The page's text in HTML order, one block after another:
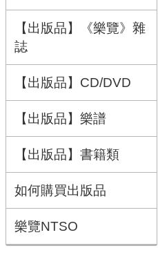
【出版品】《樂覽》雜
誌
【出版品】CD/DVD
【出版品】樂譜
【出版品】書籍類
如何購買出版品
樂覽NTSO